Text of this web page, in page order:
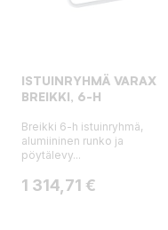
ISTUINRYHMÄ VARAX
BREIKKI, 6-H
Breikki 6-h istuinryhmä,
alumiininen runko ja
pöytälevy...
Hinta
1 314,71 €